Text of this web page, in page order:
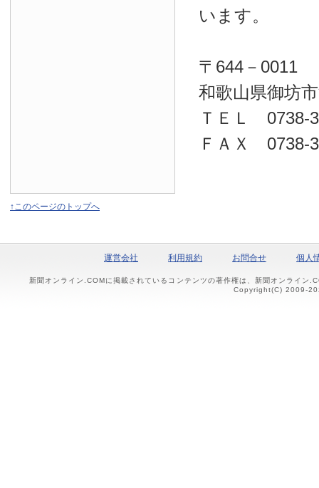
います。
〒644－0011
和歌山県御坊
ＴＥＬ 0738-
ＦＡＸ 0738-
↑このページのトップへ
運営会社 利用規約 お問合せ 個人
新聞オンライン.COMに掲載されているコンテンツの著作権は、新聞オンライン
Copyright(C) 2009-